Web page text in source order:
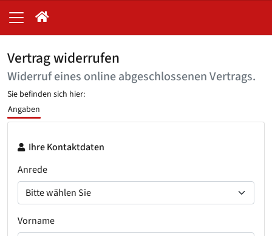
Vertrag widerrufen
Widerruf eines online abgeschlossenen Vertrags.
Sie befinden sich hier:
Angaben
Ihre Kontaktdaten
Anrede
Vorname